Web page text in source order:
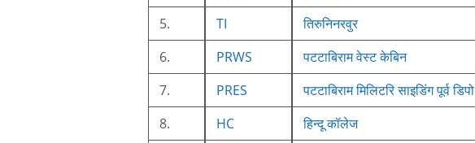
5.
TI तिरुनिनरवुर
6.
PRWS पटटाबिराम वेस्ट केबिन
7.
PRES पटटाबिराम मिलिटरि साइडिंग पूर्व डिपो
8.
HC हिन्दू कॉलेज